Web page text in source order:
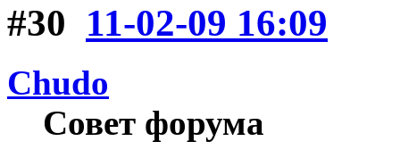
#30 11-02-09 16:09
Chudo
Совет форума